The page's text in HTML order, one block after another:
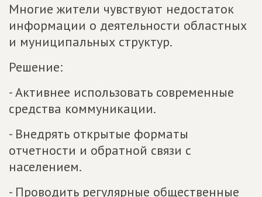
Многие жители чувствуют недостаток
информации о деятельности областных
и муниципальных структур.
Решение:
- Активнее использовать современные
средства коммуникации.
- Внедрять открытые форматы
отчетности и обратной связи с
населением.
- Проводить регулярные общественные